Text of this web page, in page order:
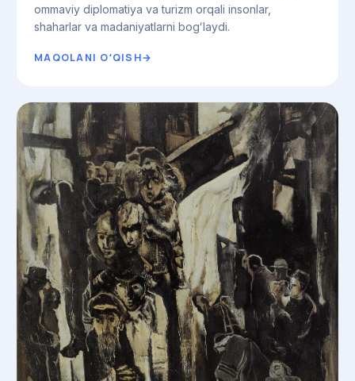
ommaviy diplomatiya va turizm orqali insonlar,
shaharlar va madaniyatlarni bogʻlaydi.
MAQOLANI OʻQISH→